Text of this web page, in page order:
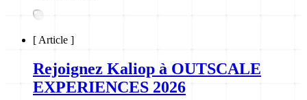
[Article ]
Rejoignez Kaliop à OUTSCALE
EXPERIENCES 2026